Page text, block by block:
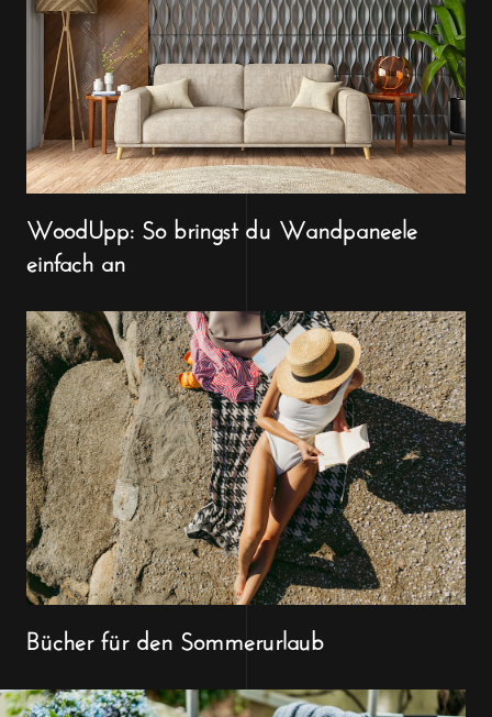
WoodUpp: So bringst du Wandpaneele
einfach an
Bücher für den Sommerurlaub